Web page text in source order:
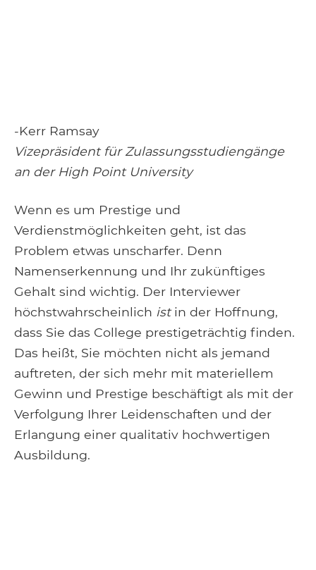
-Kerr Ramsay
Vizepräsident für Zulassungsstudiengänge
an der High Point University
Wenn es um Prestige und
Verdienstmöglichkeiten geht, ist das
Problem etwas unscharfer. Denn
Namenserkennung und Ihr zukünftiges
Gehalt sind wichtig. Der Interviewer
höchstwahrscheinlich istin der Hoffnung,
dass Sie das College prestigeträchtig finden.
Das heißt, Sie möchten nicht als jemand
auftreten, der sich mehr mit materiellem
Gewinn und Prestige beschäftigt als mit der
Verfolgung Ihrer Leidenschaften und der
Erlangung einer qualitativ hochwertigen
Ausbildung.